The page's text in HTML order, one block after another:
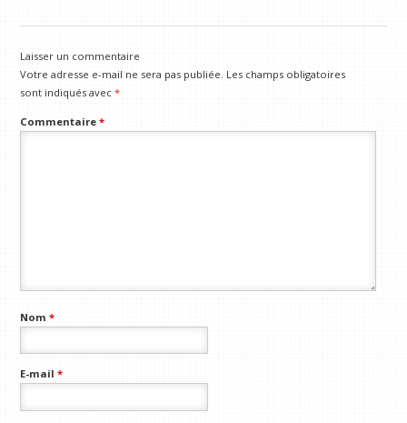
Laisser un commentaire
Votre adresse e-mail ne sera pas publiée. Les champs obligatoires
sont indiqués avec*
Commentaire*
Nom*
E-mail*